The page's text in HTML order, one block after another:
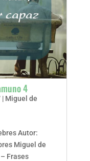
4
| Miguel de
Autor:
Miguel de
Frases